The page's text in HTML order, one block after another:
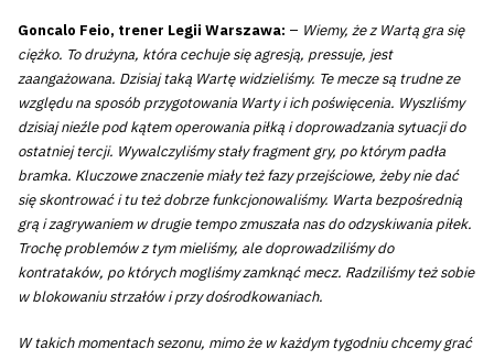
Goncalo Feio, trener Legii Warszawa: – Wiemy, że z Wartą gra się
ciężko. To drużyna, która cechuje się agresją, pressuje, jest
zaangażowana. Dzisiaj taką Wartę widzieliśmy. Te mecze są trudne ze
względu na sposób przygotowania Warty i ich poświęcenia. Wyszliśmy
dzisiaj nieźle pod kątem operowania piłką i doprowadzania sytuacji do
ostatniej tercji. Wywalczyliśmy stały fragment gry, po którym padła
bramka. Kluczowe znaczenie miały też fazy przejściowe, żeby nie dać
się skontrować i tu też dobrze funkcjonowaliśmy. Warta bezpośrednią
grą i zagrywaniem w drugie tempo zmuszała nas do odzyskiwania piłek.
Trochę problemów z tym mieliśmy, ale doprowadziliśmy do
kontrataków, po których mogliśmy zamknąć mecz. Radziliśmy też sobie
w blokowaniu strzałów i przy dośrodkowaniach.
W takich momentach sezonu, mimo że w każdym tygodniu chcemy grać